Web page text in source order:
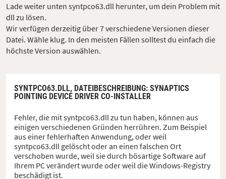
Lade weiter unten syntpco63.dll herunter, um dein Problem mit
dll zu lösen.
Wir verfügen derzeitig über 7 verschiedene Versionen dieser
Datei. Wähle klug. In den meisten Fällen solltest du einfach die
höchste Version auswählen.
SYNTPCO63.DLL, DATEIBESCHREIBUNG: SYNAPTICS
POINTING DEVICE DRIVER CO-INSTALLER
Fehler, die mit syntpco63.dll zu tun haben, können aus
einigen verschiedenen Gründen herrühren. Zum Beispiel
aus einer fehlerhaften Anwendung, oder weil
syntpco63.dll gelöscht oder an einen falschen Ort
verschoben wurde, weil sie durch bösartige Software auf
Ihrem PC verändert wurde oder weil die Windows-Registry
beschädigt ist.